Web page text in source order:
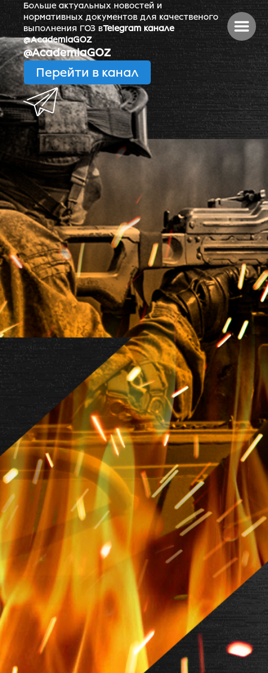
Больше актуальных новостей и
нормативных документов для качественого
выполнения ГОЗ вTelegram канале
@AcademiaGOZ
@AcademiaGOZ
Перейти в канал